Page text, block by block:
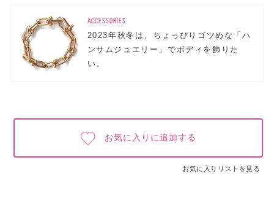
ACCESSORIES
2023年秋冬は、ちょっぴりゴツめな「ハ
ンサムジュエリー」でボディを飾りた
い。
お気に入りに追加する
お気に入りリストを見る